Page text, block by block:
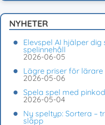
NYHETER
Elevspel AI hjälper
spelinnehåll
2026-06-05
Lägre priser för lärare
2026-05-06
Spela spel med
2026-05-04
Ny speltyp: Sortera –
släpp